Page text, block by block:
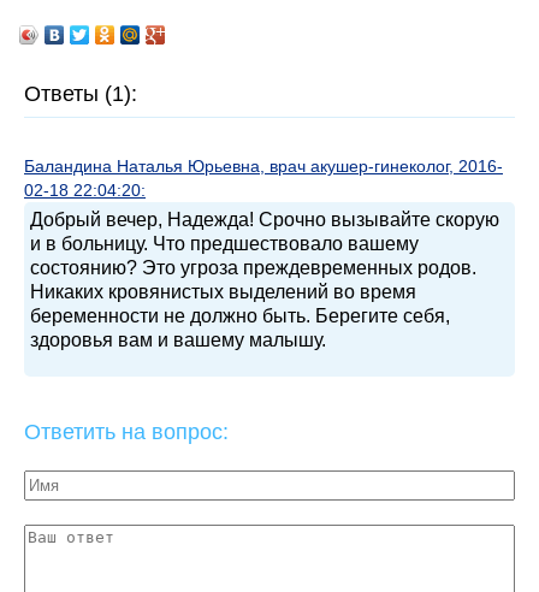
Ответы (1):
Баландина Наталья Юрьевна, врач акушер-гинеколог, 2016-
02-18 22:04:20:
Добрый вечер, Надежда! Срочно вызывайте скорую
и в больницу. Что предшествовало вашему
состоянию? Это угроза преждевременных родов.
Никаких кровянистых выделений во время
беременности не должно быть. Берегите себя,
здоровья вам и вашему малышу.
Ответить на вопрос: